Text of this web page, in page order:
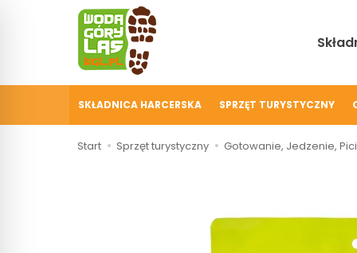
SKŁADNICA HARCERSKA SPRZĘT TURYSTYCZNY
Start Sprzęt turystyczny Gotowanie, Jedzenie,